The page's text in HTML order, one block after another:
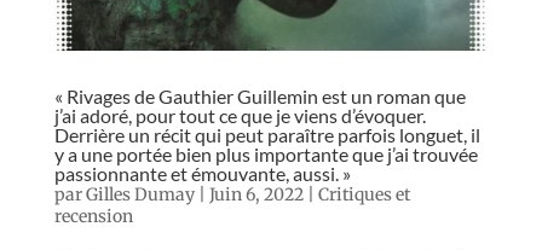
« Rivages de Gauthier Guillemin est un roman que
j’ai adoré, pour tout ce que je viens d’évoquer.
Derrière un récit qui peut paraître parfois longuet, il
y a une portée bien plus importante que j’ai trouvée
passionnante et émouvante, aussi. »
parGilles Dumay| Juin 6, 2022| Critiques et
recension